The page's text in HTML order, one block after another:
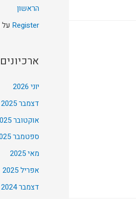
הראשון
Register על
ארכיונים
יוני 2026
דצמבר 2025
אוקטובר 2025
ספטמבר 2025
מאי 2025
אפריל 2025
דצמבר 2024